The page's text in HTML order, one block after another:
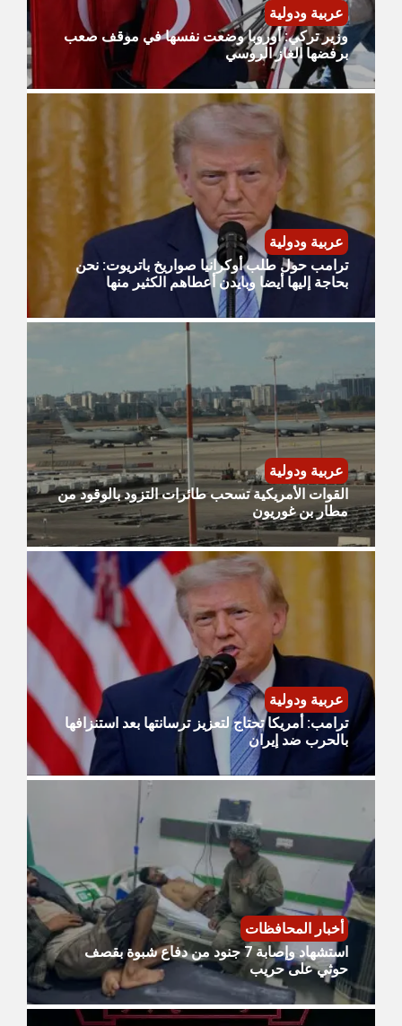
عربية ودولية
وزير تركي: أوروبا وضعت نفسها في موقف صعب
برفضها الغاز الروسي
عربية ودولية
ترامب حول طلب أوكرانيا صواريخ باتريوت: نحن
بحاجة إليها أيضا وبايدن أعطاهم الكثير منها
عربية ودولية
القوات الأمريكية تسحب طائرات التزود بالوقود من
مطار بن غوريون
عربية ودولية
ترامب: أمريكا تحتاج لتعزيز ترسانتها بعد استنزافها
بالحرب ضد إيران
أخبار المحافظات
استشهاد وإصابة 7 جنود من دفاع شبوة بقصف
حوثي على حريب